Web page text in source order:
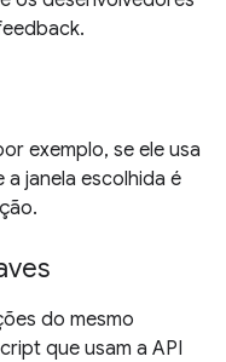
exemplo, se ele usa
a janela escolhida é
do mesmo
que usam a API